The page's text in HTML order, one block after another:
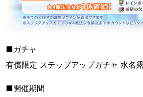
■ガチャ
有償限定 ステップアップガチャ 水名
■開催期間